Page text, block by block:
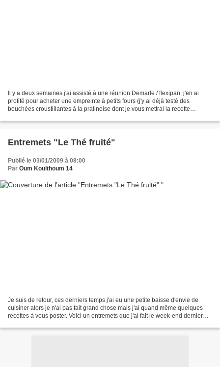
Il y a deux semaines j'ai assisté à une réunion Demarle / flexipan, j'en ai
profité pour acheter une empreinte à petits fours (j'y ai déjà testé des
bouchées croustillantes à la pralinoise dont je vous mettrai la recette
Entremets "Le Thé fruité"
Publié le 03/01/2009 à 08:00
Par Oum Koulthoum 14
Je suis de retour, ces derniers temps j'ai eu une petite baisse d'envie de
cuisiner alors je n'ai pas fait grand chose mais j'ai quand même quelques
recettes à vous poster. Voici un entremets que j'ai fait le week-end dernier